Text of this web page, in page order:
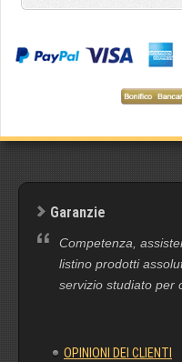
Garanzie
Competenza,
listino prodotti
servizio studiato per
OPINIONI DEI CLIENTI